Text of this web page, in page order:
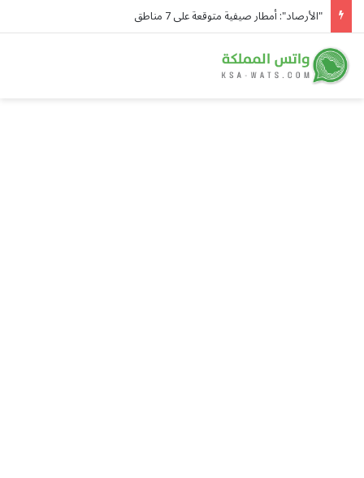
"الأرصاد": أمطار صيفية متوقعة على 7 مناطق